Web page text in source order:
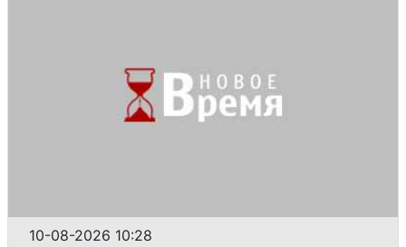
10-08-2026 10:28